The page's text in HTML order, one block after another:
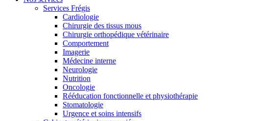
Services Frégis
Cardiologie
Chirurgie des tissus mous
Chirurgie orthopédique vétérinaire
Comportement
Imagerie
Médecine interne
Neurologie
Nutrition
Oncologie
Rééducation fonctionnelle et physiothérapie
Stomatologie
Urgence et soins intensifs